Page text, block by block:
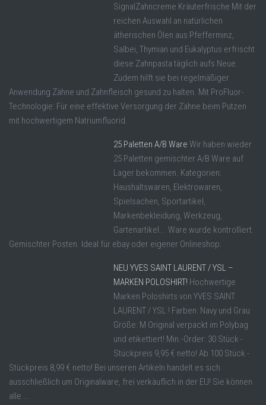
SignalZahncreme Kräuterfrische Mit der
reichen Auswahl an natürlichen
ätherischen Ölen aus Pfefferminz,
Salbei, Thymian und Eukalyptus erfrischt
diese Zahnpasta täglich aufs Neue.
Zudem hilft sie bei regelmäßiger
Anwendung Zähne und Zahnfleisch gesund zu halten. Mit ProFluor-
Technologie: Für eine effektive Versorgung der Zähne beim Putzen
mit hochwertigem Natriumfluorid.
25 Paletten A/B Ware Wir haben wieder
25 Paletten gemischter A/B Ware auf
Lager bekommen. Kategorien:
Haushaltswaren, Elektrowaren,
Spielsachen, Sportartikel,
Markenbekleidung, Werkzeug,
Gartenartikel... Ware wurde kontrolliert.
Gemischter Posten. Ideal für ebay oder eigener Onlineshop.
NEU YVES SAINT LAURENT / YSL –
MARKEN POLOSHIRT! Hochwertige
Marken Poloshirts von YVES SAINT
LAURENT / YSL ! Farben: Navy und Grau
Größe: M Original verpackt im Polybag
und etikettiert! Min.-Order: 30 Stück -
Stückpreis 9,95 € netto! Ab 100 Stück -
Stückpreis 8,99 € netto! Bei unseren Artikeln handelt es sich
ausschließlich um Originalware, frei verkäuflich in der EU! Sie können
alle ...